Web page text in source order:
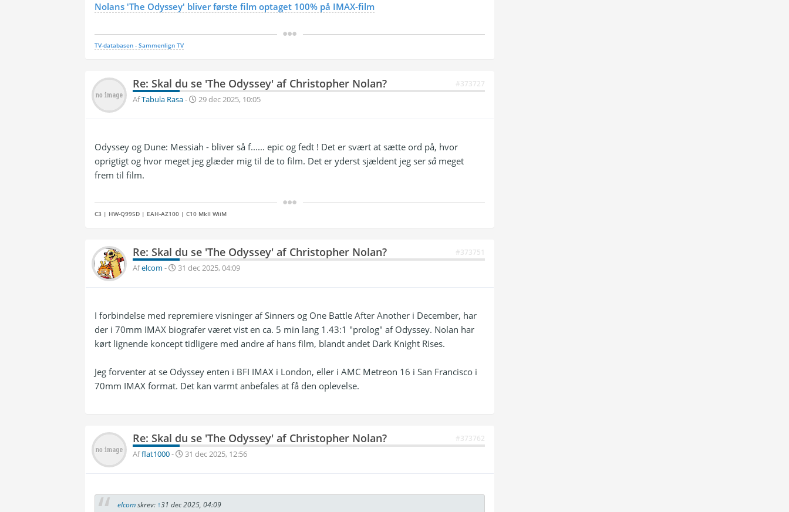
Nolans 'The Odyssey' bliver første film optaget 100% på IMAX-film
TV-databasen - Sammenlign TV
Re: Skal du se 'The Odyssey' af Christopher Nolan? #373727
AfTabula Rasa- 29 dec 2025, 10:05
Odyssey og Dune: Messiah - bliver så f...... epic og fedt ! Det er svært at sætte ord på, hvor
oprigtigt og hvor meget jeg glæder mig til de to film. Det er yderst sjældent jeg ser så meget
frem til film.
C3 | HW-Q995D | EAH-AZ100 | C10 MkII WiiM
Re: Skal du se 'The Odyssey' af Christopher Nolan? #373751
Afelcom - 31 dec 2025, 04:09
I forbindelse med repremiere visninger af Sinners og One Battle After Another i December, har
der i 70mm IMAX biografer været vist en ca. 5 min lang 1.43:1 "prolog" af Odyssey. Nolan har
kørt lignende koncept tidligere med andre af hans film, blandt andet Dark Knight Rises.
Jeg forventer at se Odyssey enten i BFI IMAX i London, eller i AMC Metreon 16 i San Francisco i
70mm IMAX format. Det kan varmt anbefales at få den oplevelse.
Re: Skal du se 'The Odyssey' af Christopher Nolan? #373762
Afflat1000- 31 dec 2025, 12:56
elcomskrev: ↑31 dec 2025, 04:09